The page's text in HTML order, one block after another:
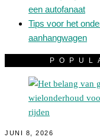
een autofanaat
Tips voor het
aanhangwagen
JUNI 8, 2026